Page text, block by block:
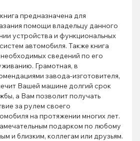
предназначена для
помощи владельцу данного
устройства и функциональных
автомобиля. Также книга
сведений по его
Грамотная, в
завода-изготовителя,
Вашей машине долгий срок
а Вам позволит получать
за рулем своего
на протяжении многих лет.
подарком по любому
и близким, коллегам или друзьям.